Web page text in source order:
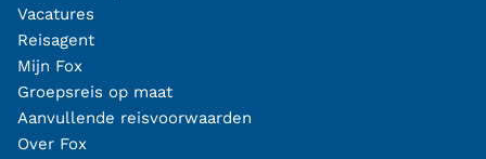
Vacatures
Reisagent
Mijn Fox
Groepsreis op maat
Aanvullende reisvoorwaarden
Over Fox